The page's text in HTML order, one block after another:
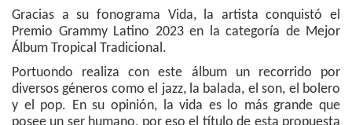
Gracias a su fonograma Vida, la artista conquistó el
Premio Grammy Latino 2023 en la categoría de Mejor
Álbum Tropical Tradicional.
Portuondo realiza con este álbum un recorrido por
diversos géneros como el jazz, la balada, el son, el bolero
y el pop. En su opinión, la vida es lo más grande que